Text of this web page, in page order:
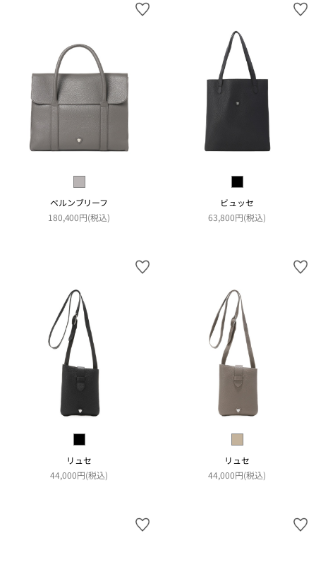
ベルンブリーフ
180,400円(税込)
ビュッセ
63,800円(税込)
リュセ
44,000円(税込)
リュセ
44,000円(税込)